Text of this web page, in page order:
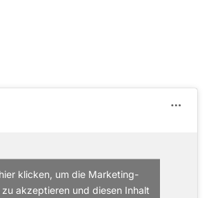
klicken, um die Marketing-
zu akzeptieren und diesen Inhalt